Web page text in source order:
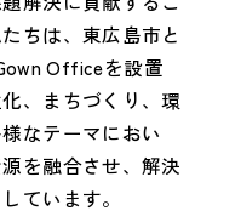
ちは、東広島市と
Officeを設置
、まちづくり、環
なテーマにおい
を融合させ、解決
ています。